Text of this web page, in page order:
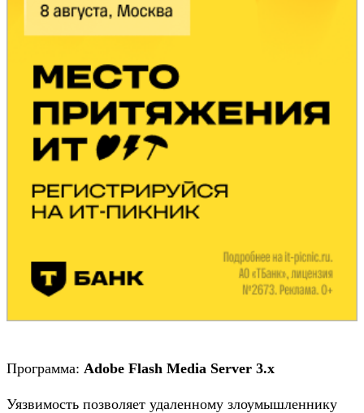
Программа: Adobe Flash Media Server 3.x
Уязвимость позволяет удаленному злоумышленнику